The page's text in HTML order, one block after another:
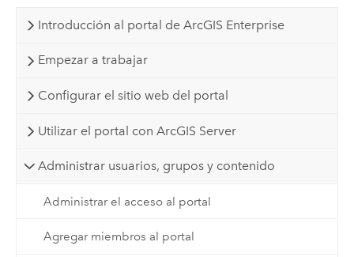
Introducción al portal de ArcGIS Enterprise
Empezar a trabajar
Configurar el sitio web del portal
Utilizar el portal con ArcGIS Server
Administrar usuarios, grupos y contenido
Administrar el acceso al portal
Agregar miembros al portal